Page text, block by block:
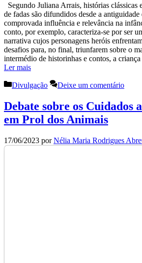
Segundo Juliana Arrais, histórias clássicas
de fadas são difundidos desde a antiguidade
comprovada influência e relevância na
conto, por exemplo, caracteriza-se por ser
narrativa cujos personagens heróis
desafios para, no final, triunfarem sobre o
intermédio de historinhas e contos, a
Ler mais
Categorias
Divulgação Deixe um comentário
Debate sobre os Cuidados
em Prol dos Animais
17/06/2023 porNélia Maria Rodrigues